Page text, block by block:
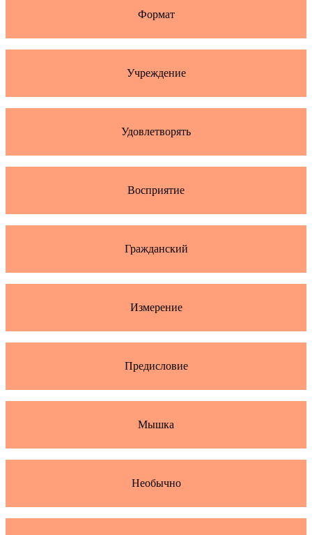
Формат
Учреждение
Удовлетворять
Восприятие
Гражданский
Измерение
Предисловие
Мышка
Необычно